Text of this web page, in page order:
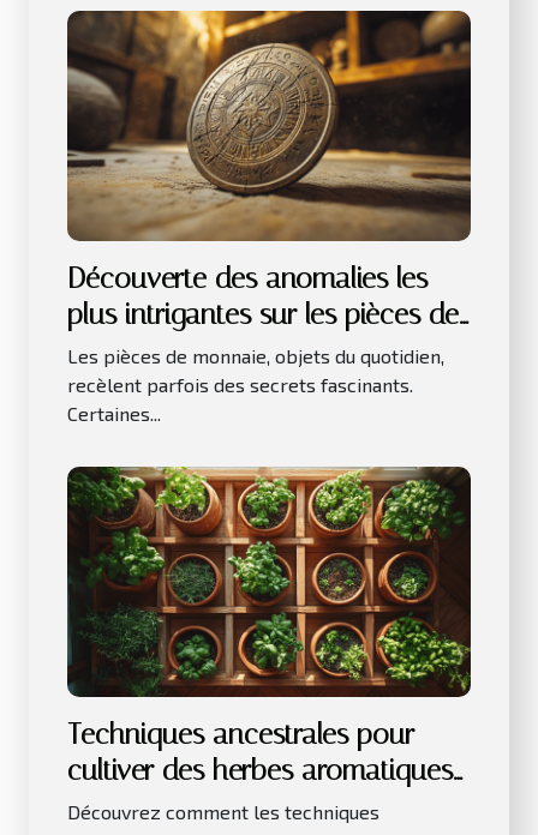
Découverte des anomalies les
plus intrigantes sur les pièces de
monnaie
Les pièces de monnaie, objets du quotidien,
recèlent parfois des secrets fascinants.
Certaines...
Techniques ancestrales pour
cultiver des herbes aromatiques
en intérieur
Découvrez comment les techniques